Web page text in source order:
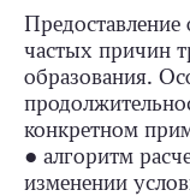
частых причин
образования.
конкретном
● алгоритм
изменении